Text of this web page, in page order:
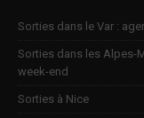
Sorties dans le Var :
Sorties dans les Alpes-
week-end
Sorties à Nice